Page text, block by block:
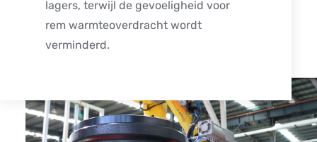
lagers, terwijl de gevoeligheid voor
rem warmteoverdracht wordt
verminderd.